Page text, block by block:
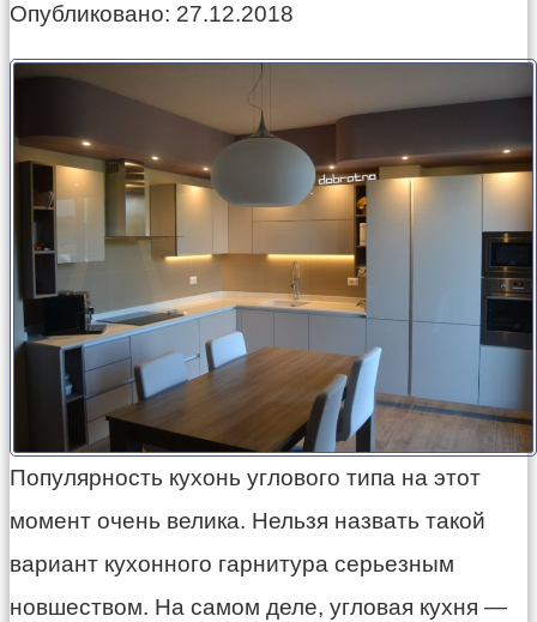
Опубликовано: 27.12.2018
Популярность кухонь углового типа на этот
момент очень велика. Нельзя назвать такой
вариант кухонного гарнитура серьезным
новшеством. На самом деле, угловая кухня —